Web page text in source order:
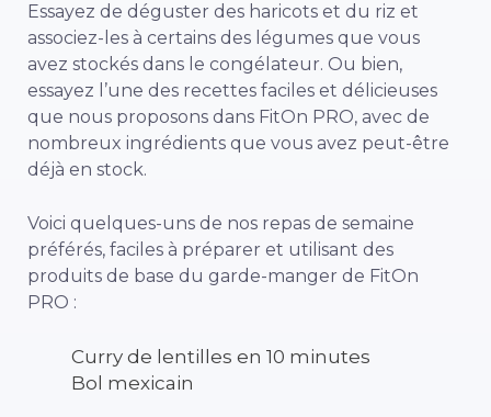
Essayez de déguster des haricots et du riz et
associez-les à certains des légumes que vous
avez stockés dans le congélateur. Ou bien,
essayez l’une des recettes faciles et délicieuses
que nous proposons dans FitOn PRO, avec de
nombreux ingrédients que vous avez peut-être
déjà en stock.
Voici quelques-uns de nos repas de semaine
préférés, faciles à préparer et utilisant des
produits de base du garde-manger de FitOn
PRO :
Curry de lentilles en 10 minutes
Bol mexicain